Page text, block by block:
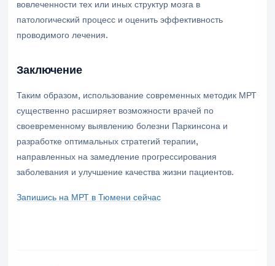
вовлеченности тех или иных структур мозга в
патологический процесс и оценить эффективность
проводимого лечения.
Заключение
Таким образом, использование современных методик МРТ
существенно расширяет возможности врачей по
своевременному выявлению болезни Паркинсона и
разработке оптимальных стратегий терапии,
направленных на замедление прогрессирования
заболевания и улучшение качества жизни пациентов.
Запишись на МРТ в Тюмени сейчас